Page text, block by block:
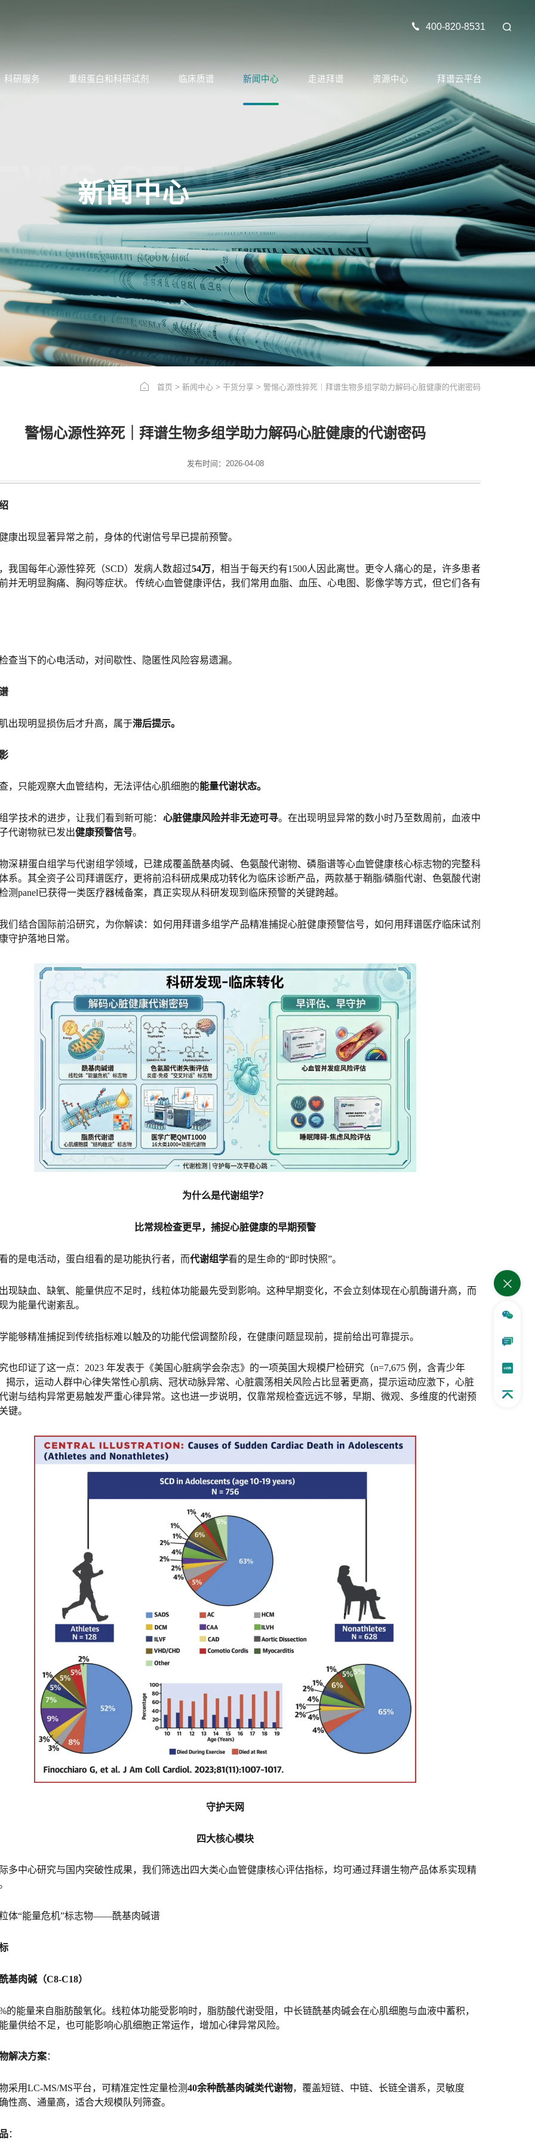
400-820-8531
科研服务 重组蛋白和科研试剂 临床质谱 新闻中心 走进拜谱 资源中心 拜谱云平台
CENTER
新闻中心
首页 > 新闻中心> 干货分享 > 警惕心源性猝死｜拜谱生物多组学助力解码心脏健康的代谢密码
警惕心源性猝死｜拜谱生物多组学助力解码心脏健康的代谢密码
发布时间：2026-04-08
康出现显著异常之前，身体的代谢信号早已提前预警。
我国每年心源性猝死（SCD）发病人数超过54万，相当于每天约有1500人因此离世。更令人痛心的是，许多患者
并无明显胸痛、胸闷等症状。 传统心血管健康评估，我们常用血脂、血压、心电图、影像学等方式，但它们各有
查当下的心电活动，对间歇性、隐匿性风险容易遗漏。
出现明显损伤后才升高，属于滞后提示。
，只能观察大血管结构，无法评估心肌细胞的能量代谢状态。
学技术的进步，让我们看到新可能： 心脏健康风险并非无迹可寻。在出现明显异常的数小时乃至数周前，血液中
代谢物就已发出健康预警信号。
深耕蛋白组学与代谢组学领域，已建成覆盖酰基肉碱、色氨酸代谢物、磷脂谱等心血管健康核心标志物的完整科
系。其全资子公司拜谱医疗，更将前沿科研成果成功转化为临床诊断产品，两款基于鞘脂/磷脂代谢、色氨酸代谢
测panel已获得一类医疗器械备案，真正实现从科研发现到临床预警的关键跨越。
们结合国际前沿研究，为你解读：如何用拜谱多组学产品精准捕捉心脏健康预警信号，如何用拜谱医疗临床试剂
守护落地日常。
为什么是代谢组学？
比常规检查更早，捕捉心脏健康的早期预警
的是电活动，蛋白组看的是功能执行者，而代谢组学看的是生命的“即时快照”。
现缺血、缺氧、能量供应不足时，线粒体功能最先受到影响。这种早期变化，不会立刻体现在心肌酶谱升高，而
为能量代谢紊乱。
能够精准捕捉到传统指标难以触及的功能代偿调整阶段，在健康问题显现前，提前给出可靠提示。
也印证了这一点：2023 年发表于《美国心脏病学会杂志》的一项英国大规模尸检研究（n=7,675 例，含青少年
揭示，运动人群中心律失常性心肌病、冠状动脉异常、心脏震荡相关风险占比显著更高，提示运动应激下，心脏
谢与结构异常更易触发严重心律异常。这也进一步说明，仅靠常规检查远远不够，早期、微观、多维度的代谢预
键。
守护天网
四大核心模块
多中心研究与国内突破性成果，我们筛选出四大类心血管健康核心评估指标，均可通过拜谱生物产品体系实现精
体“能量危机”标志物——酰基肉碱谱
基肉碱（C8-C18）
的能量来自脂肪酸氧化。线粒体功能受影响时，脂肪酸代谢受阻，中长链酰基肉碱会在心肌细胞与血液中蓄积，
量供给不足，也可能影响心肌细胞正常运作，增加心律异常风险。
解决方案：
采用LC-MS/MS平台，可精准定性定量检测40余种酰基肉碱类代谢物，覆盖短链、中链、长链全谱系，灵敏度
性高、通量高，适合大规模队列筛查。
：